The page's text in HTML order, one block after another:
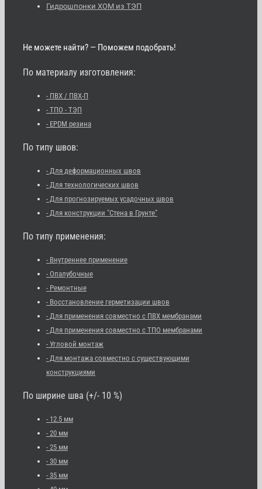
Гидрошпонки ХОМ из ТЭП
Не можете найти? — Поможем подобрать!
По материалу изготовления:
- ПВХ / ПВХ-П
- ТПО - ТЭП
- EPDM резина
По типу швов:
- Для деформационных швов
- Для технологических швов
- Для прогнозируемых усадочных швов
- Для конструкции "Стена в Грунте"
По типу применения:
- Внутреннее применение
- Опалубочные
- Ремонтные
- Восстановление герметизации швов
- Для применения совместно с ПВХ мембранами
- Для применения совместно с ТПО мембранами
- Угловой монтаж
- Для монтажа совместно с существующими
конструкциями
По ширине шва (+/- 10 %)
- 12.5 мм
- 20 мм
- 25 мм
- 30 мм
- 35 мм